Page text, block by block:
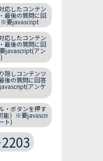
応したコンテン
最後の質問に回
※要javascript
応したコンテン
最後の質問に回
javascript(アン
隠しコンテンツ
後の質問に回答
アンケ
・ボタンを押す
能）※要javascri
ト)